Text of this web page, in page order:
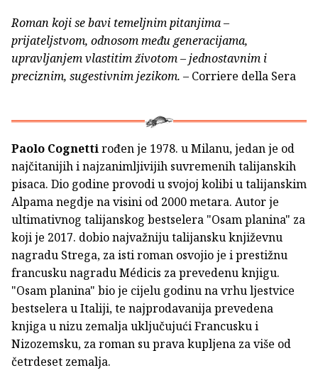
Roman koji se bavi temeljnim pitanjima –
prijateljstvom, odnosom među generacijama,
upravljanjem vlastitim životom – jednostavnim i
preciznim, sugestivnim jezikom. – Corriere della Sera
Paolo Cognettirođen je 1978. u Milanu, jedan je od
najčitanijih i najzanimljivijih suvremenih talijanskih
pisaca. Dio godine provodi u svojoj kolibi u talijanskim
Alpama negdje na visini od 2000 metara. Autor je
ultimativnog talijanskog bestselera "Osam planina" za
koji je 2017. dobio najvažniju talijansku književnu
nagradu Strega, za isti roman osvojio je i prestižnu
francusku nagradu Médicis za prevedenu knjigu.
"Osam planina" bio je cijelu godinu na vrhu ljestvice
bestselera u Italiji, te najprodavanija prevedena
knjiga u nizu zemalja uključujući Francusku i
Nizozemsku, za roman su prava kupljena za više od
četrdeset zemalja.